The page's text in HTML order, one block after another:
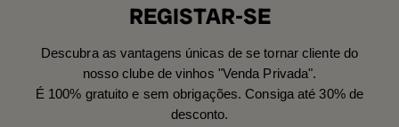
REGISTAR-SE
Descubra as vantagens únicas de se tornar cliente do
nosso clube de vinhos "Venda Privada".
É 100% gratuito e sem obrigações. Consiga até 30% de
desconto.